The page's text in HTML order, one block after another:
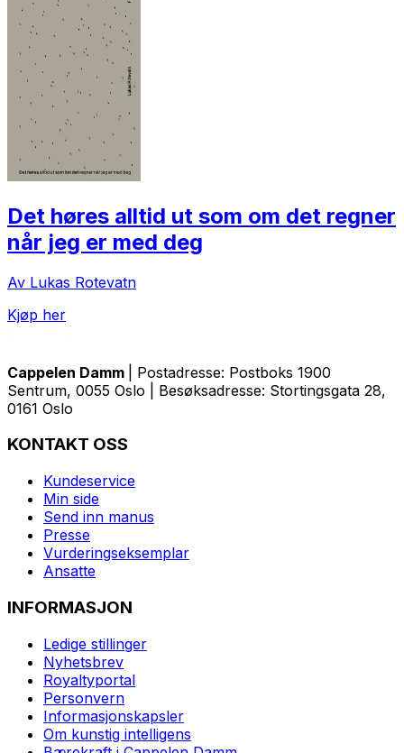
Det høres alltid ut som om det regner
når jeg er med deg
Av Lukas Rotevatn
Kjøp her
Cappelen Damm
| Postadresse: Postboks 1900
Sentrum, 0055 Oslo | Besøksadresse: Stortingsgata 28,
0161 Oslo
KONTAKT OSS
Kundeservice
Min side
Send inn manus
Presse
Vurderingseksemplar
Ansatte
INFORMASJON
Ledige stillinger
Nyhetsbrev
Royaltyportal
Personvern
Informasjonskapsler
Om kunstig intelligens